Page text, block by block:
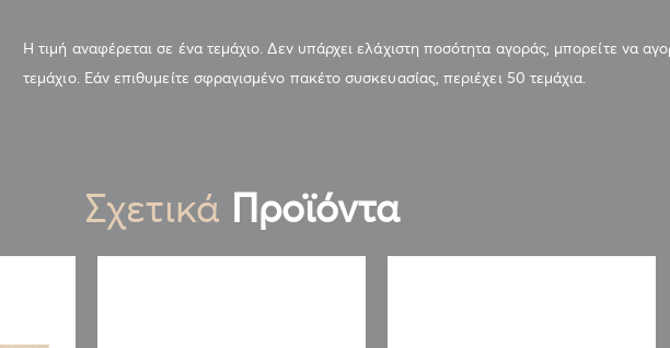
Η τιμή αναφέρεται σε ένα τεμάχιο. Δεν υπάρχει ελάχιστη ποσότητα αγοράς, μπορείτε να
τεμάχιο. Εάν επιθυμείτε σφραγισμένο πακέτο συσκευασίας, περιέχει 50 τεμάχια.
Σχετικά Προϊόντα